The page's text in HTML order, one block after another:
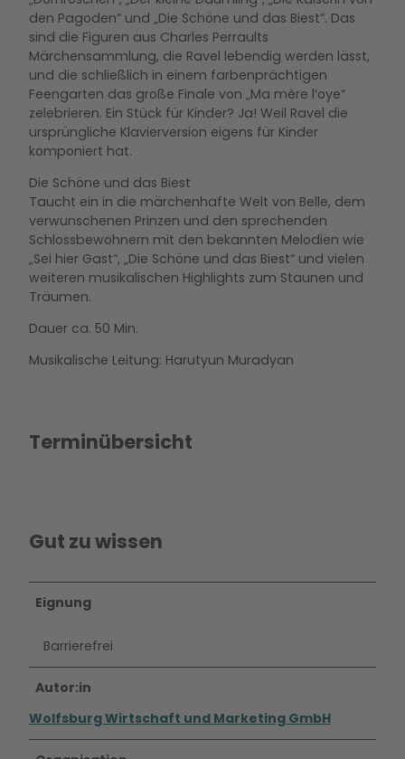
den Pagoden“ und „Die Schöne und das Biest“. Das
sind die Figuren aus Charles Perraults
Märchensammlung, die Ravel lebendig werden lässt,
und die schließlich in einem farbenprächtigen
Feengarten das große Finale von „Ma mère l‘oye“
zelebrieren. Ein Stück für Kinder? Ja! Weil Ravel die
ursprüngliche Klavierversion eigens für Kinder
komponiert hat.
Die Schöne und das Biest
Taucht ein in die märchenhafte Welt von Belle, dem
verwunschenen Prinzen und den sprechenden
Schlossbewohnern mit den bekannten Melodien wie
„Sei hier Gast“, „Die Schöne und das Biest“ und vielen
weiteren musikalischen Highlights zum Staunen und
Träumen.
Dauer ca. 50 Min.
Musikalische Leitung: Harutyun Muradyan
Terminübersicht
Gut zu wissen
Eignung
Barrierefrei
Autor:in
Wolfsburg Wirtschaft und Marketing GmbH